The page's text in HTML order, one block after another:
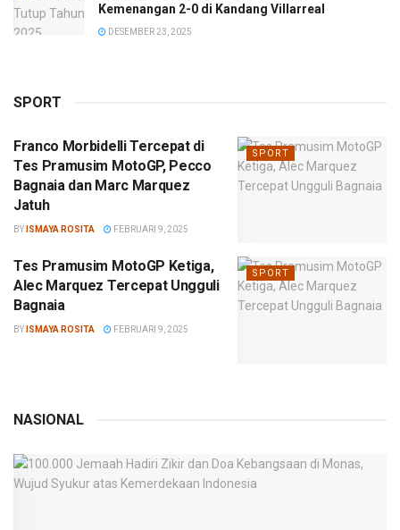
Kemenangan 2-0 di Kandang Villarreal
DESEMBER 23, 2025
SPORT
SPORT
Franco Morbidelli Tercepat di
Tes Pramusim MotoGP, Pecco
Bagnaia dan Marc Marquez
Jatuh
BY ISMAYA ROSITA FEBRUARI 9, 2025
SPORT
Tes Pramusim MotoGP Ketiga,
Alec Marquez Tercepat Ungguli
Bagnaia
BY ISMAYA ROSITA FEBRUARI 9, 2025
NASIONAL